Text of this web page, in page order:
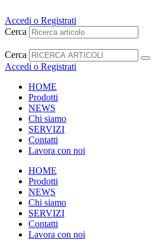
al
contenuto
Accedi o Registrati
Cerca
Cerca
Accedi o Registrati
HOME
Prodotti
NEWS
Chi siamo
SERVIZI
Contatti
Lavora con noi
HOME
Prodotti
NEWS
Chi siamo
SERVIZI
Contatti
Lavora con noi